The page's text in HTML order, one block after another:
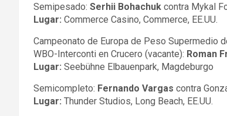
Semipesado: Serhii Bohachuk contra Mykal
Lugar: Commerce Casino, Commerce, EE.UU.
Campeonato de Europa de Peso Supermedio
WBO-Interconti en Crucero (vacante): Roman
Lugar: Seebühne Elbauenpark, Magdeburgo
Semicompleto: Fernando Vargas contra
Lugar: Thunder Studios, Long Beach, EE.UU.